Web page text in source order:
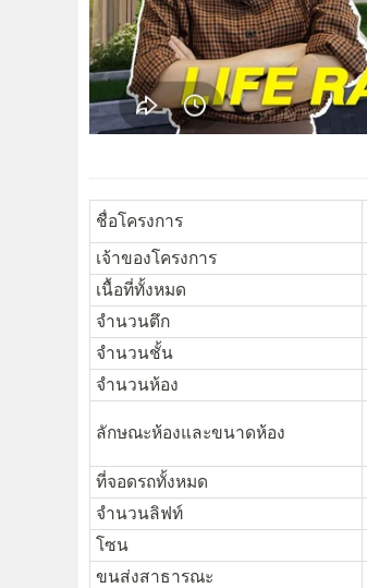
ชื่อโครงการ
เจ้าของโครงการ
เนื้อที่ทั้งหมด
จำนวนตึก
จำนวนชั้น
จำนวนห้อง
ลักษณะห้องและขนาดห้อง
ที่จอดรถทั้งหมด
จำนวนลิฟท์
โซน
ขนส่งสาธารณะ